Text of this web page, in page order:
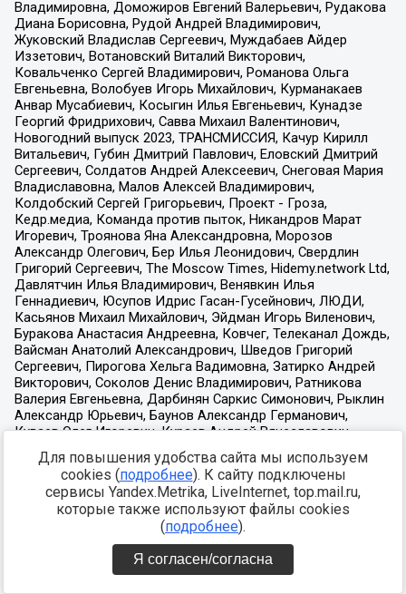
Для повышения удобства сайта мы используем
cookies (подробнее). К сайту подключены
сервисы Yandex.Metrika, LiveInternet, top.mail.ru,
которые также используют файлы cookies
(подробнее).
Я согласен/согласна